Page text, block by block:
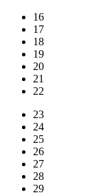
16
17
18
19
20
21
22
23
24
25
26
27
28
29